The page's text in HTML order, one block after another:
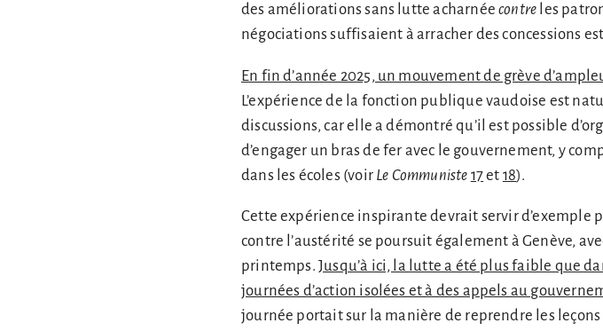
des améliorations sans lutte acharnéecontre les
négociations suffisaient à arracher des concessions
En fin d’année 2025, un mouvement de grève
L’expérience de la fonction publique vaudoise est
discussions, car elle a démontré qu’il est possible
d’engager un bras de fer avec le gouvernement, y
dans les écoles (voir Le Communiste 17et 18).
Cette expérience inspirante devrait servir
contre l’austérité se poursuit également à Genève,
printemps.Jusqu’à ici, la lutte a été plus faible que
journées d’action isolées et à des appels au
journée portait sur la manière de reprendre les